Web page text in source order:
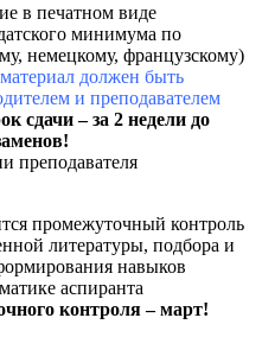
в печатном виде
минимума по
немецкому, французскому)
должен быть
и преподавателем
сдачи – за 2 недели до
преподавателя
промежуточный контроль
литературы, подбора и
навыков
аспиранта
контроля – март!